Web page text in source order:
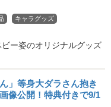
キャラグッズ
ー姿のオリジナルグッズ
」等身大ダラさん抱き
像公開！特典付きで9/1